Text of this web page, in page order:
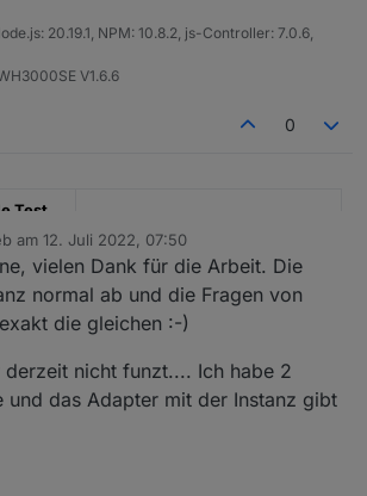
20.19.1, NPM: 10.8.2, js-Controller: 7.0.6,
V1.6.6
0
Test
0.5.1
23.06.2022
https://github.com/raschy/ioBrok
er.solarmanpv
Adapter für Bosswerk MIxxx, Deyexxx.
die durch einen Wechselrichter
am 12. Juli 2022, 07:50
editiert von
vielen Dank für die Arbeit. Die
normal ab und die Fragen von
die gleichen :-)
nicht funzt.... Ich habe 2
und das Adapter mit der Instanz gibt